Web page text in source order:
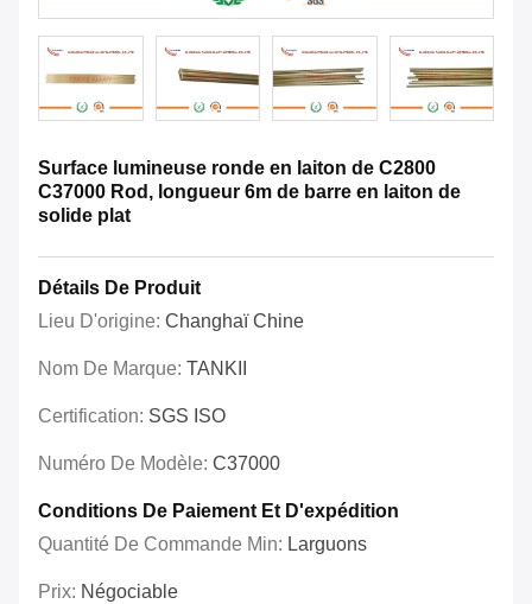
Surface lumineuse ronde en laiton de C2800
C37000 Rod, longueur 6m de barre en laiton de
solide plat
Détails De Produit
Lieu D'origine: Changhaï Chine
Nom De Marque: TANKII
Certification: SGS ISO
Numéro De Modèle: C37000
Conditions De Paiement Et D'expédition
Quantité De Commande Min: Larguons
Prix: Négociable